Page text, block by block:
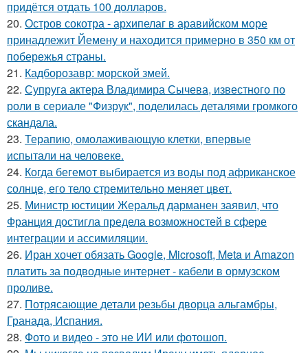
придётся отдать 100 долларов.
20. Остров сокотра - архипелаг в аравийском море
принадлежит Йемену и находится примерно в 350 км от
побережья страны.
21. Кадборозавр: морской змей.
22. Супруга актера Владимира Сычева, известного по
роли в сериале "Физрук", поделилась деталями громкого
скандала.
23. Терапию, омолаживающую клетки, впервые
испытали на человеке.
24. Когда бегемот выбирается из воды под африканское
солнце, его тело стремительно меняет цвет.
25. Министр юстиции Жеральд дарманен заявил, что
Франция достигла предела возможностей в сфере
интеграции и ассимиляции.
26. Иран хочет обязать Google, Microsoft, Meta и Amazon
платить за подводные интернет - кабели в ормузском
проливе.
27. Потрясающие детали резьбы дворца альгамбры,
Гранада, Испания.
28. Фото и видео - это не ИИ или фотошоп.